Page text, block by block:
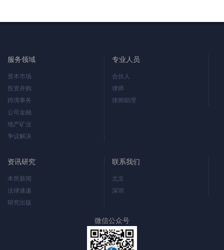
服务领域
资本市场
投资并购
跨境事务
公司金融
地产矿业
争议解决
专业人员
合伙人
律师
律师助理
资讯研究
本所新闻
法律速递
研究出版
联系我们
北京
深圳
微信公众号